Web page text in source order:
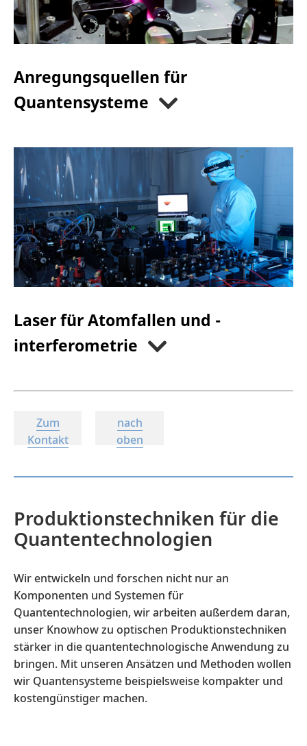
Anregungsquellen für
Quantensysteme
Laser für Atomfallen und -
interferometrie
Zum
Kontakt
nach
oben
Produktionstechniken für die
Quantentechnologien
Wir entwickeln und forschen nicht nur an
Komponenten und Systemen für
Quantentechnologien, wir arbeiten außerdem daran,
unser Knowhow zu optischen Produktionstechniken
stärker in die quantentechnologische Anwendung zu
bringen. Mit unseren Ansätzen und Methoden wollen
wir Quantensysteme beispielsweise kompakter und
kostengünstiger machen.